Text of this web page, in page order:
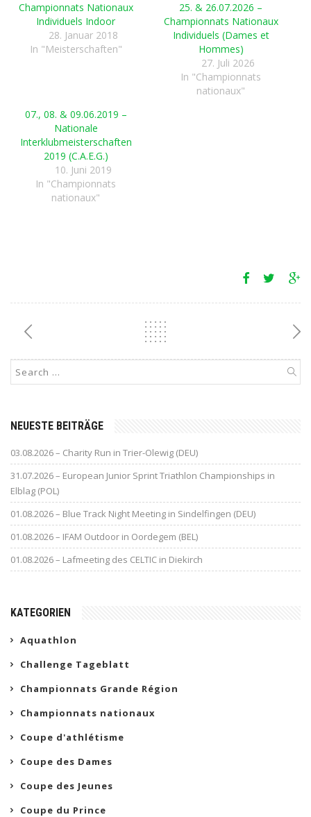
Championnats Nationaux
Individuels Indoor
28. Januar 2018
In "Meisterschaften"
25. & 26.07.2026 –
Championnats Nationaux
Individuels (Dames et
Hommes)
27. Juli 2026
In "Championnats
nationaux"
07., 08. & 09.06.2019 –
Nationale
Interklubmeisterschaften
2019 (C.A.E.G.)
10. Juni 2019
In "Championnats
nationaux"
NEUESTE BEITRÄGE
03.08.2026 – Charity Run in Trier-Olewig (DEU)
31.07.2026 – European Junior Sprint Triathlon Championships in
Elblag (POL)
01.08.2026 – Blue Track Night Meeting in Sindelfingen (DEU)
01.08.2026 – IFAM Outdoor in Oordegem (BEL)
01.08.2026 – Lafmeeting des CELTIC in Diekirch
KATEGORIEN
Aquathlon
Challenge Tageblatt
Championnats Grande Région
Championnats nationaux
Coupe d'athlétisme
Coupe des Dames
Coupe des Jeunes
Coupe du Prince